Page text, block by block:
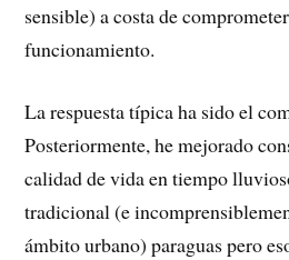
sensible) a costa de
funcionamiento.
La respuesta típica ha sido el
Posteriormente, he mejorado
calidad de vida en tiempo
tradicional (e
ámbito urbano) paraguas pero